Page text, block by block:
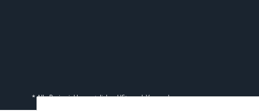
* Alle Preise inkl. gesetzlicher USt., zzgl.Versand